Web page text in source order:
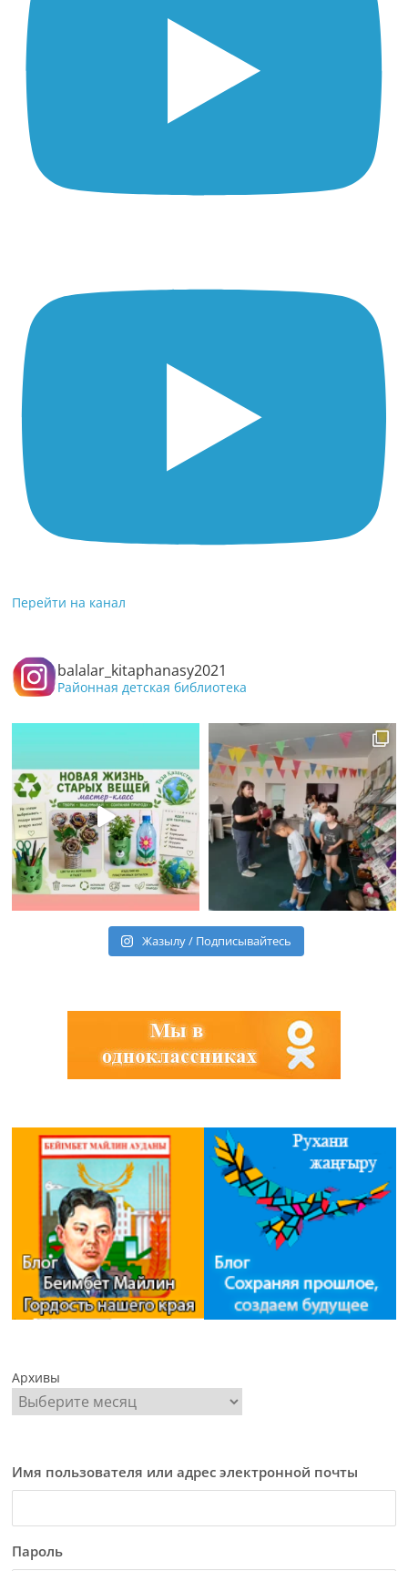
Перейти на канал
balalar_kitaphanasy2021
Районная детская библиотека
Жазылу / Подписывайтесь
Архивы
Имя пользователя или адрес электронной почты
Пароль